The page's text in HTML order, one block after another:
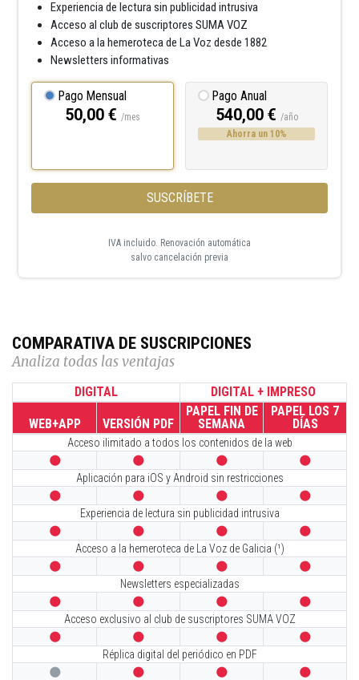
Experiencia de lectura sin publicidad intrusiva
Acceso al club de suscriptores SUMA VOZ
Acceso a la hemeroteca de La Voz desde 1882
Newsletters informativas
Pago Mensual
50,00 € /mes
Pago Anual
540,00 € /año
Ahorra un 10%
SUSCRÍBETE
IVA incluido. Renovación automática
salvo cancelación previa
COMPARATIVA DE SUSCRIPCIONES
Analiza todas las ventajas
DIGITAL DIGITAL + IMPRESO
WEB+APP VERSIÓN PDF
PAPEL FIN DE
SEMANA
PAPEL LOS 7
DÍAS
Acceso ilimitado a todos los contenidos de la web
   
Aplicación para iOS y Android sin restricciones
   
Experiencia de lectura sin publicidad intrusiva
   
Acceso a la hemeroteca de La Voz de Galicia (¹)
   
Newsletters especializadas
   
Acceso exclusivo al club de suscriptores SUMA VOZ
   
Réplica digital del periódico en PDF
   